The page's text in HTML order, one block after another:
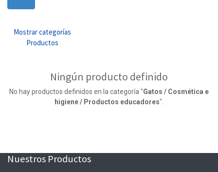
Mostrar categorías
Productos
Ningún producto definido
No hay productos definidos en la categoría "Gatos / Cosmética e
higiene / Productos educadores".
Nuestros Productos